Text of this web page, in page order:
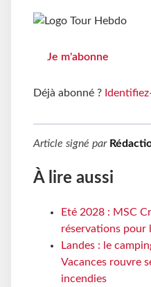
Je m'abonne
Déjà abonné ?
Article signé par
À lire aussi
Eté 2028 : MSC
réservations pour
Landes : le
Vacances rouvre
incendies